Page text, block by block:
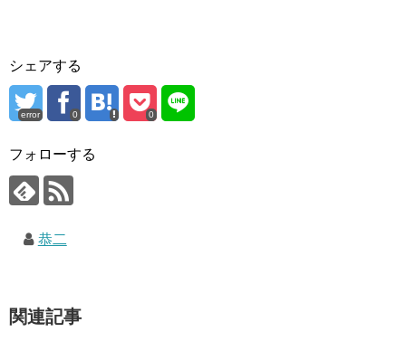
シェアする
error 0 0
フォローする
恭二
関連記事